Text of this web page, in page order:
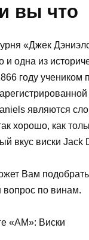
вы что
«Джек
и одна из
году
являются
хорошо, как
вкус виски Jack
Вам
вопрос по винам.
«АМ»: Виски